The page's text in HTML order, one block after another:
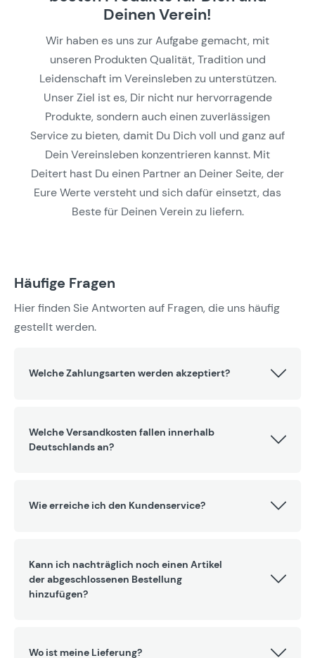
Deinen Verein!
Wir haben es uns zur Aufgabe gemacht, mit
unseren Produkten Qualität, Tradition und
Leidenschaft im Vereinsleben zu unterstützen.
Unser Ziel ist es, Dir nicht nur hervorragende
Produkte, sondern auch einen zuverlässigen
Service zu bieten, damit Du Dich voll und ganz auf
Dein Vereinsleben konzentrieren kannst. Mit
Deitert hast Du einen Partner an Deiner Seite, der
Eure Werte versteht und sich dafür einsetzt, das
Beste für Deinen Verein zu liefern.
Häufige Fragen
Hier finden Sie Antworten auf Fragen, die uns häufig
gestellt werden.
Welche Zahlungsarten werden akzeptiert?
Welche Versandkosten fallen innerhalb
Deutschlands an?
Wie erreiche ich den Kundenservice?
Kann ich nachträglich noch einen Artikel
der abgeschlossenen Bestellung
hinzufügen?
Wo ist meine Lieferung?